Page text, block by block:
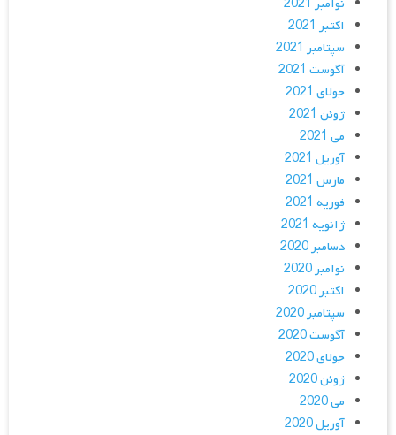
اکتبر 2021
سپتامبر 2021
آگوست 2021
جولای 2021
ژوئن 2021
می 2021
آوریل 2021
مارس 2021
فوریه 2021
ژانویه 2021
دسامبر 2020
نوامبر 2020
اکتبر 2020
سپتامبر 2020
آگوست 2020
جولای 2020
ژوئن 2020
می 2020
آوریل 2020